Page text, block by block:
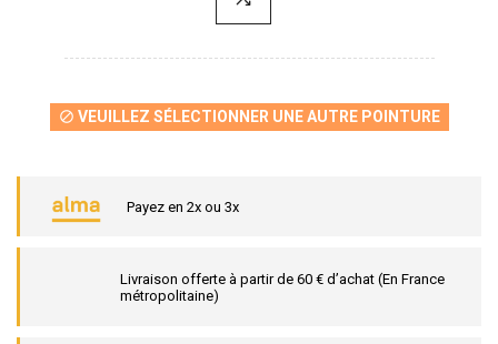
 VEUILLEZ SÉLECTIONNER UNE AUTRE POINTURE
Payez en 2x ou 3x
Livraison offerte à partir de 60 € d’achat (En France
métropolitaine)